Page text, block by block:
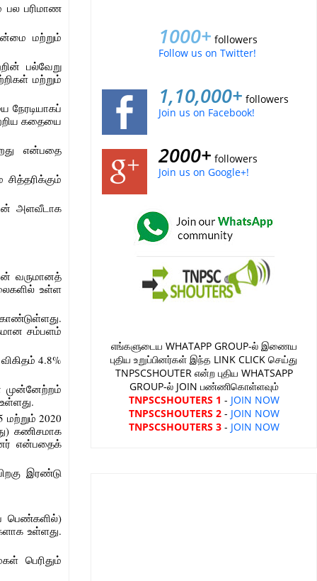
பல பரிமாண
மற்றும்
பல்வேறு
மற்றும்
கதையை
என்பதை
அளவீடாக
வருமானத்
உள்ள
சம்பளம்
4.8%
முன்னேற்றம்
2020
கணிசமாக
என்பதைக்
இரண்டு
பெண்களில்)
உள்ளது.
பெரிதும்
1000+ followers
Follow us on Twitter!
1,10,000+ followers
Join us on Facebook!
2000+ followers
Join us on Google+!
எங்களுடைய WHATAPP GROUP-ல் இணைய
புதிய உறுப்பினர்கள் இந்த LINK CLICK செய்து
TNPSCSHOUTER என்ற புதிய WHATSAPP
GROUP-ல் JOIN பண்ணிகொள்ளவும்
TNPSCSHOUTERS 1 - JOIN NOW
TNPSCSHOUTERS 2- JOIN NOW
TNPSCSHOUTERS 3- JOIN NOW